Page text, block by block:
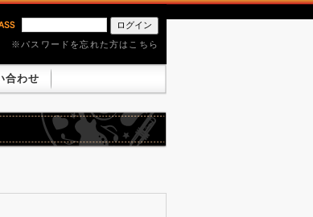
※パスワードを忘れた方はこちら
合わせ